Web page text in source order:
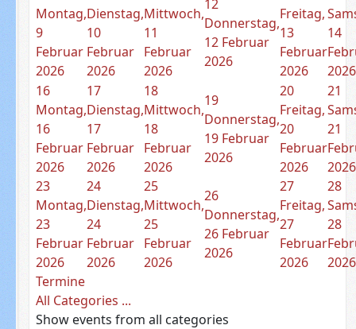
Montag,
9
Februar
2026
Dienstag,
10
Februar
2026
Mittwoch,
11
Februar
2026
12
Donnerstag,
12 Februar
2026
Freitag,
13
Februar
2026
14
2026
16
Montag,
16
Februar
2026
17
Dienstag,
17
Februar
2026
18
Mittwoch,
18
Februar
2026
19
Donnerstag,
19 Februar
2026
20
Freitag,
20
Februar
2026
21
21
2026
23
Montag,
23
Februar
2026
24
Dienstag,
24
Februar
2026
25
Mittwoch,
25
Februar
2026
26
Donnerstag,
26 Februar
2026
27
Freitag,
27
Februar
2026
28
28
2026
Termine
All Categories ...
Show events from all categories